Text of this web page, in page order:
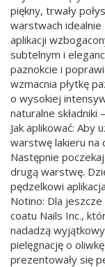
piękny, trwały
warstwach
aplikacji
subtelnym i
paznokcie i
wzmacnia płytkę
o wysokiej
naturalne składniki
Jak aplikować: Aby
warstwę lakieru na
Następnie poczekaj
drugą warstwę.
pędzelkowi
Notino: Dla
coatu Nails Inc.,
nadadzą
pielęgnację o
prezentowały się